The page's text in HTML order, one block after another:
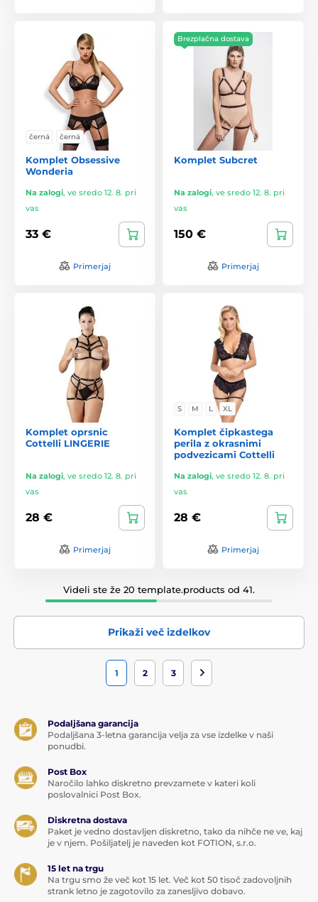
černá černá
Komplet Obsessive
Wonderia
Na zalogi, ve sredo 12. 8. pri
vas
33 €
Primerjaj
Brezplačna dostava
Komplet Subcret
Na zalogi, ve sredo 12. 8. pri
vas
150 €
Primerjaj
Komplet oprsnic
Cottelli LINGERIE
Na zalogi, ve sredo 12. 8. pri
vas
28 €
Primerjaj
S M L XL
Komplet čipkastega
perila z okrasnimi
podvezicami Cottelli
Na zalogi, ve sredo 12. 8. pri
vas
28 €
Primerjaj
Videli ste že 20 template.products od 41.
Prikaži več izdelkov
1 2 3
Podaljšana garancija
Podaljšana 3-letna garancija velja za vse izdelke v naši
ponudbi.
Post Box
Naročilo lahko diskretno prevzamete v kateri koli
poslovalnici Post Box.
Diskretna dostava
Paket je vedno dostavljen diskretno, tako da nihče ne ve, kaj
je v njem. Pošiljatelj je naveden kot FOTION, s.r.o.
15 let na trgu
Na trgu smo že več kot 15 let. Več kot 50 tisoč zadovoljnih
strank letno je zagotovilo za zanesljivo dobavo.